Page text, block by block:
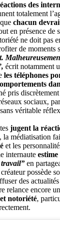
des
totalement
chacun
en présence de
ne doit pas
de moments
écrit notamment
les téléphones
pris
sociaux,
véritable
jugent la
la médiatisation
et les
internaute
travail” en
possède
des
relance encore
notoriété,